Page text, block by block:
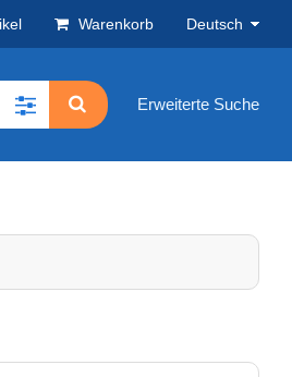
Warenkorb Deutsch
Erweiterte Suche